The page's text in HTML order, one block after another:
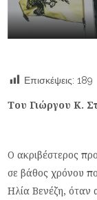
Επισκέψεις: 189
Του Γιώργου Κ.
Ο ακριβέστερος
σε βάθος χρόνου
Ηλία Βενέζη, όταν